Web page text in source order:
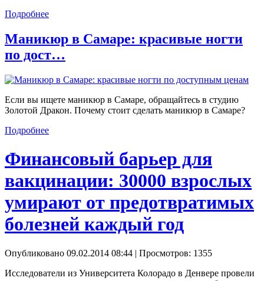
Подробнее
Маникюр в Самаре: красивые ногти
по дост…
Если вы ищете маникюр в Самаре, обращайтесь в студию
Золотой Дракон. Почему стоит сделать маникюр в Самаре?
Подробнее
Финансовый барьер для
вакцинации: 30000 взрослых
умирают от предотвратимых
болезней каждый год
Опубликовано 09.02.2014 08:44 | Просмотров: 1355
Исследователи из Университета Колорадо в Денвере провели